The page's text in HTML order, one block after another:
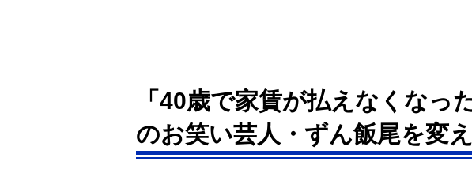
「40歳で家賃が払えなくなっ
のお笑い芸人・ずん飯尾を変